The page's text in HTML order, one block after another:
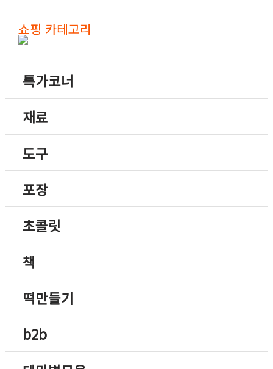
쇼핑 카테고리
특가코너
재료
도구
포장
초콜릿
책
떡만들기
b2b